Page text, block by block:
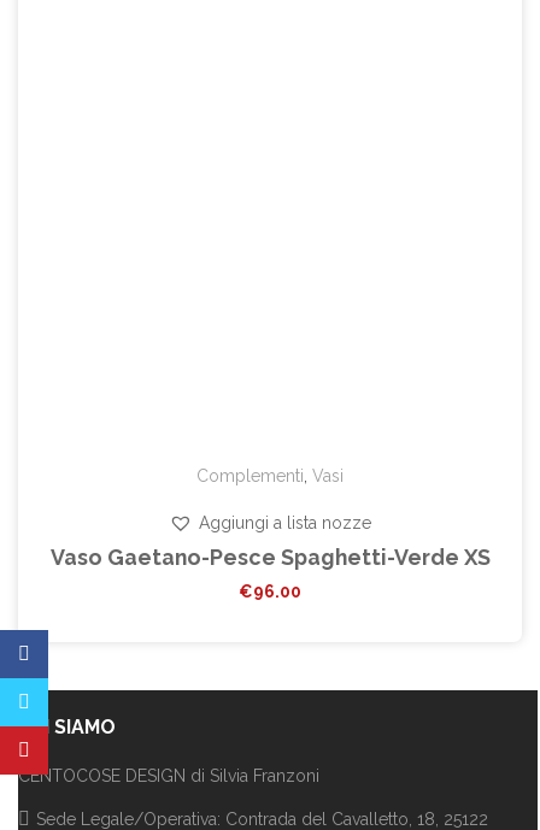
Complementi Vasi
Aggiungi a lista nozze
Vaso Gaetano-Pesce Spaghetti-Verde XS
€96.00
CHI SIAMO
CENTOCOSE DESIGN di Silvia Franzoni
Sede Legale/Operativa: Contrada del Cavalletto, 18, 25122